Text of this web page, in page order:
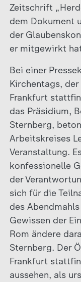
Zeitschrift
dem Dokument
der
er mitgewirkt
Bei einer
Kirchentags,
Frankfurt
das Präsidium,
Sternberg,
Arbeitskreises
Veranstaltung.
konfessionelle
der
sich für die
des
Gewissen der
Rom ändere
Sternberg. Der
Frankfurt
aussehen, als